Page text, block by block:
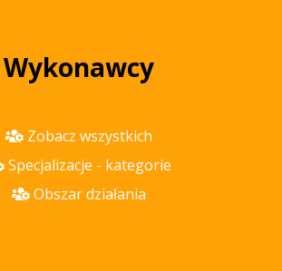
Wykonawcy
Zobacz wszystkich
Specjalizacje - kategorie
Obszar działania